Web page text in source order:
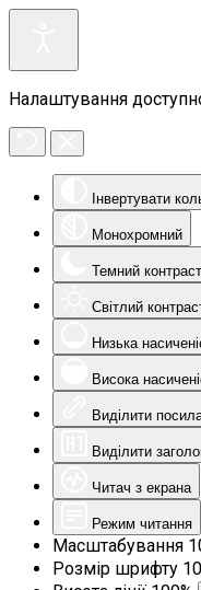
Налаштування
Інвертувати
Монохромний
Темний контраст
Світлий
Низька
Висока
Виділити
Виділити
Читач з екрана
Режим читання
Масштабування
Розмір шрифту